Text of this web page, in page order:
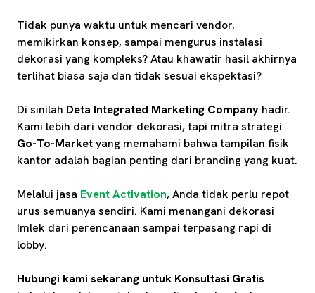
Tidak punya waktu untuk mencari vendor,
memikirkan konsep, sampai mengurus instalasi
dekorasi yang kompleks? Atau khawatir hasil akhirnya
terlihat biasa saja dan tidak sesuai ekspektasi?
Di sinilah Deta Integrated Marketing Company hadir.
Kami lebih dari vendor dekorasi, tapi mitra strategi
Go-To-Marketyang memahami bahwa tampilan fisik
kantor adalah bagian penting dari branding yang kuat.
Melalui jasa Event Activation, Anda tidak perlu repot
urus semuanya sendiri. Kami menangani dekorasi
Imlek dari perencanaan sampai terpasang rapi di
lobby.
Hubungi kami sekarang untuk Konsultasi Gratis